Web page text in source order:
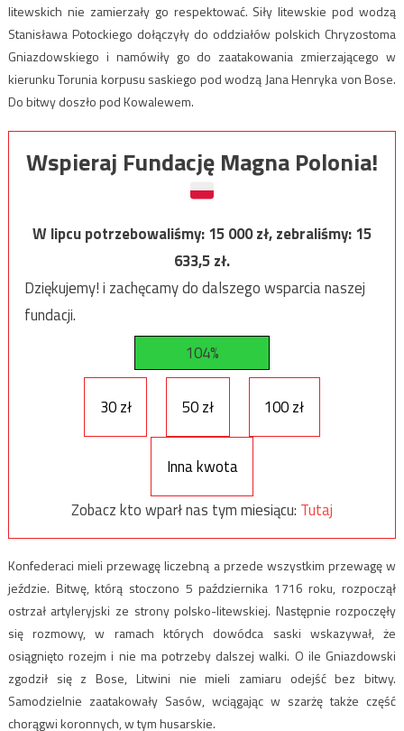
litewskich nie zamierzały go respektować. Siły litewskie pod wodzą
Stanisława Potockiego dołączyły do oddziałów polskich Chryzostoma
Gniazdowskiego i namówiły go do zaatakowania zmierzającego w
kierunku Torunia korpusu saskiego pod wodzą Jana Henryka von Bose.
Do bitwy doszło pod Kowalewem.
Wspieraj Fundację Magna Polonia!
W lipcu potrzebowaliśmy:15 000zł, zebraliśmy:15
633,5zł.
Dziękujemy! i zachęcamy do dalszego wsparcia naszej
fundacji.
104%
30 zł 50 zł 100 zł
Inna kwota
Zobacz kto wparł nas tym miesiącu: Tutaj
Konfederaci mieli przewagę liczebną a przede wszystkim przewagę w
jeździe. Bitwę, którą stoczono 5 października 1716 roku, rozpoczął
ostrzał artyleryjski ze strony polsko-litewskiej. Następnie rozpoczęły
się rozmowy, w ramach których dowódca saski wskazywał, że
osiągnięto rozejm i nie ma potrzeby dalszej walki. O ile Gniazdowski
zgodził się z Bose, Litwini nie mieli zamiaru odejść bez bitwy.
Samodzielnie zaatakowały Sasów, wciągając w szarżę także część
chorągwi koronnych, w tym husarskie.